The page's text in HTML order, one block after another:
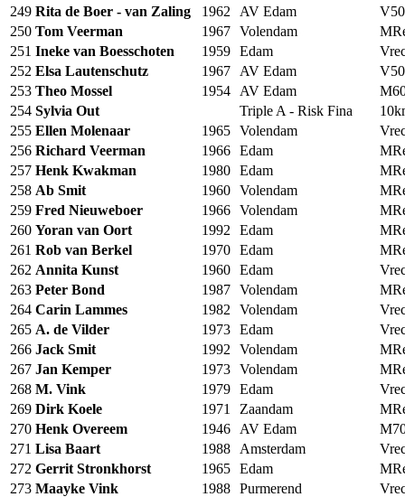
249 Rita de Boer - van Zaling 1962 AV Edam
V50
250 Tom Veerman 1967 Volendam
251 Ineke van Boesschoten 1959 Edam
252 Elsa Lautenschutz 1967 AV Edam
V50
253 Theo Mossel 1954 AV Edam
254 Sylvia Out Triple A - Risk Fina
255 Ellen Molenaar 1965 Volendam
256 Richard Veerman 1966 Edam
257 Henk Kwakman 1980 Edam
258 Ab Smit 1960 Volendam
259 Fred Nieuweboer 1966 Volendam
260 Yoran van Oort 1992 Edam
261 Rob van Berkel 1970 Edam
262 Annita Kunst 1960 Edam
263 Peter Bond 1987 Volendam
264 Carin Lammes 1982 Volendam
265 A. de Vilder 1973 Edam
266 Jack Smit 1992 Volendam
267 Jan Kemper 1973 Volendam
268 M. Vink 1979 Edam
269 Dirk Koele 1971 Zaandam
270 Henk Overeem 1946 AV Edam
271 Lisa Baart 1988 Amsterdam
272 Gerrit Stronkhorst 1965 Edam
273 Maayke Vink 1988 Purmerend